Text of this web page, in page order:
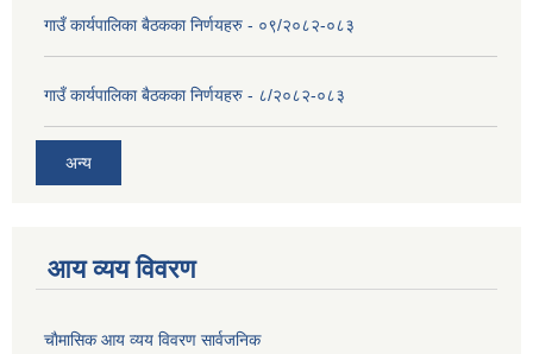
गाउँ कार्यपालिका बैठकका निर्णयहरु - ०९/२०८२-०८३
गाउँ कार्यपालिका बैठकका निर्णयहरु - ८/२०८२-०८३
अन्य
आय व्यय विवरण
चाैमासिक आय व्यय विवरण सार्वजनिक